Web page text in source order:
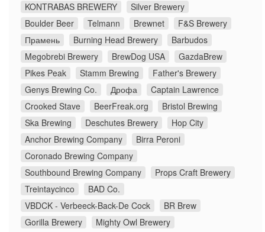
KONTRABAS BREWERY
Silver Brewery
Boulder Beer
Telmann Brewnet
F&S Brewery
Прамень
Burning Head Brewery
Barbudos
Megobrebi Brewery
BrewDog USA
GazdaBrew
Pikes Peak
Stamm Brewing
Father's Brewery
Genys Brewing Co.
Дрофа
Captain Lawrence
Crooked Stave
BeerFreak.org
Bristol Brewing
Ska Brewing
Deschutes Brewery
Hop City
Anchor Brewing Company
Birra Peroni
Coronado Brewing Company
Southbound Brewing Company
Props Craft Brewery
Treintaycinco
BAD Co.
VBDCK - Verbeeck-Back-De Cock
BR Brew
Gorilla Brewery
Mighty Owl Brewery